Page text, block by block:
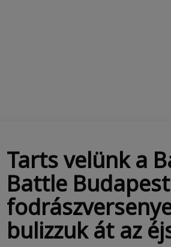
Tarts velünk a
Battle Budapest
bulizzuk át az